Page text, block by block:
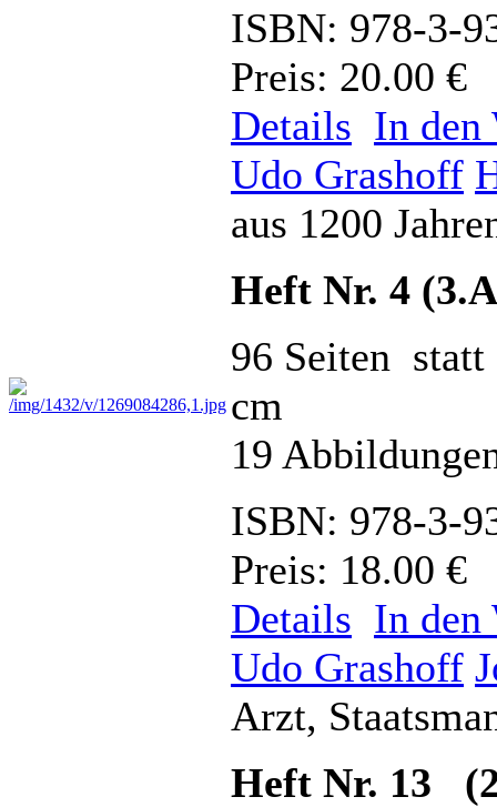
ISBN: 978-3-
Preis: 20.00 €
Details In den
Udo Grashoff
aus 1200
Heft Nr. 4
96 Seiten
cm
19
ISBN: 978-3-
Preis: 18.00 €
Details In den
Udo Grashoff
Arzt,
Heft Nr. 13